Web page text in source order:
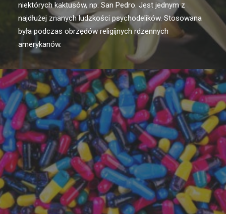
niektórych kaktusów, np. San Pedro. Jest jednym z
najdłużej znanych ludzkości psychodelików. Stosowana
była podczas obrzędów religijnych rdzennych
amerykanów.